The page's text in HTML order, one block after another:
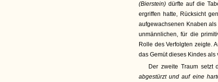
(Bierstein) dürfte auf die
ergriffen hatte, Rücksicht
aufgewachsenen Knaben
unmännlichen, für die
Rolle des Verfolgten zeigte.
das Gemüt dieses Kindes
Der zweite Traum setzt
abgestürzt und auf eine